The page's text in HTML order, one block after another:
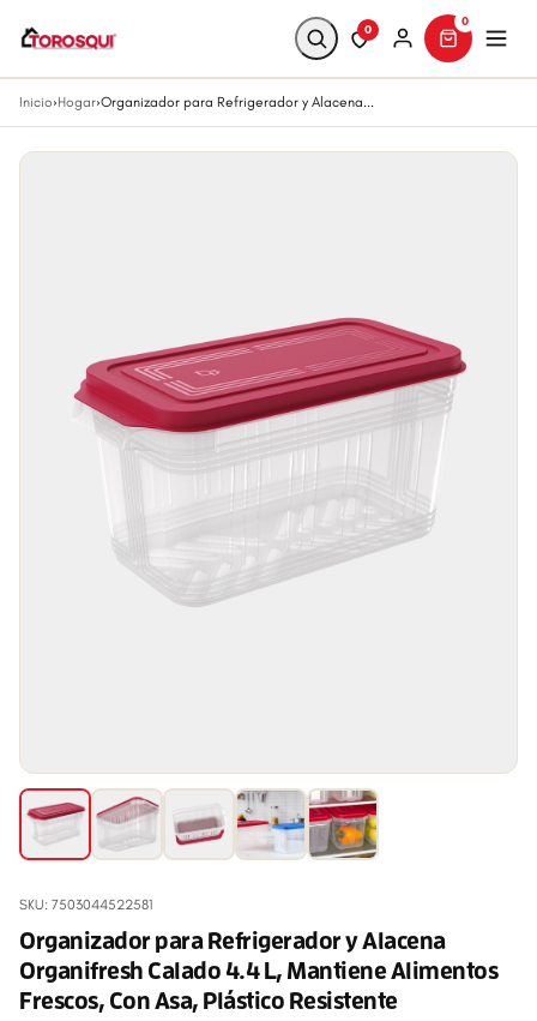
0
0
Inicio›Hogar›Organizador para Refrigerador y Alacena...
SKU: 7503044522581
Organizador para Refrigerador y Alacena
Organifresh Calado 4.4 L, Mantiene Alimentos
Frescos, Con Asa, Plástico Resistente